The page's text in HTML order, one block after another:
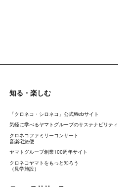
知る・楽しむ
「クロネコ・シロネコ」公式Webサイト
気軽に学べるヤマトグループのサステナビリティ
クロネコファミリーコンサート
音楽宅急便
ヤマトグループ創業100周年サイト
クロネコヤマトをもっと知ろう
（見学施設）